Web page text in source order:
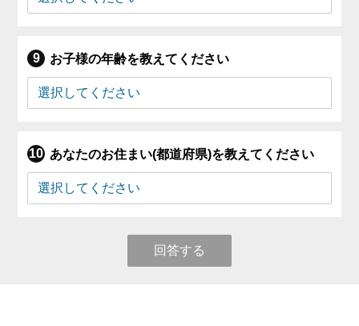
お子様の年齢を教えてください
あなたのお住まい(都道府県)を教えてください
回答する